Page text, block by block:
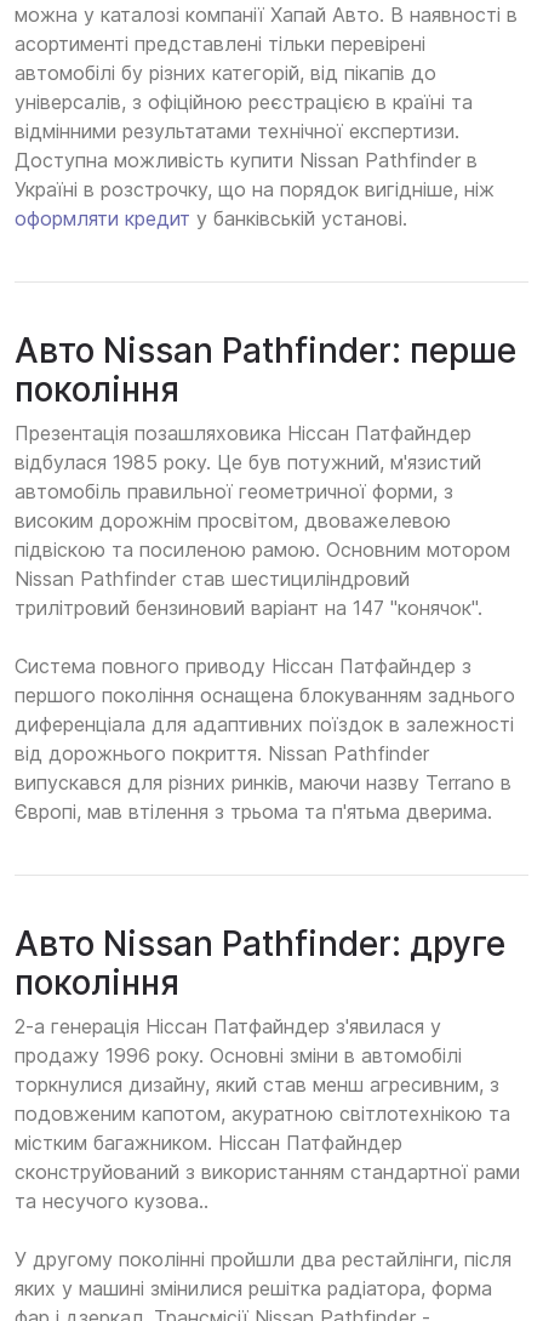
можна у каталозі компанії Хапай Авто. В наявності в
асортименті представлені тільки перевірені
автомобілі бу різних категорій, від пікапів до
універсалів, з офіційною реєстрацією в країні та
відмінними результатами технічної експертизи.
Доступна можливість купити Nissan Pathfinder в
Україні в розстрочку, що на порядок вигідніше, ніж
оформляти кредит у банківській установі.
Авто Nissan Pathfinder: перше
покоління
Презентація позашляховика Ніссан Патфайндер
відбулася 1985 року. Це був потужний, м'язистий
автомобіль правильної геометричної форми, з
високим дорожнім просвітом, двоважелевою
підвіскою та посиленою рамою. Основним мотором
Nissan Pathfinder став шестициліндровий
трилітровий бензиновий варіант на 147 "конячок".
Система повного приводу Ніссан Патфайндер з
першого покоління оснащена блокуванням заднього
диференціала для адаптивних поїздок в залежності
від дорожнього покриття. Nissan Pathfinder
випускався для різних ринків, маючи назву Terrano в
Європі, мав втілення з трьома та п'ятьма дверима.
Авто Nissan Pathfinder: друге
покоління
2-а генерація Ніссан Патфайндер з'явилася у
продажу 1996 року. Основні зміни в автомобілі
торкнулися дизайну, який став менш агресивним, з
подовженим капотом, акуратною світлотехнікою та
містким багажником. Ніссан Патфайндер
сконструйований з використанням стандартної рами
та несучого кузова..
У другому поколінні пройшли два рестайлінги, після
яких у машині змінилися решітка радіатора, форма